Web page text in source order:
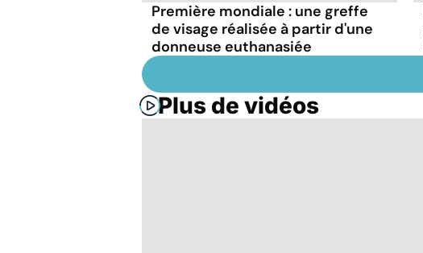
Première mondiale : une greffe
de visage réalisée à partir d'une
donneuse euthanasiée
Plus de vidéos